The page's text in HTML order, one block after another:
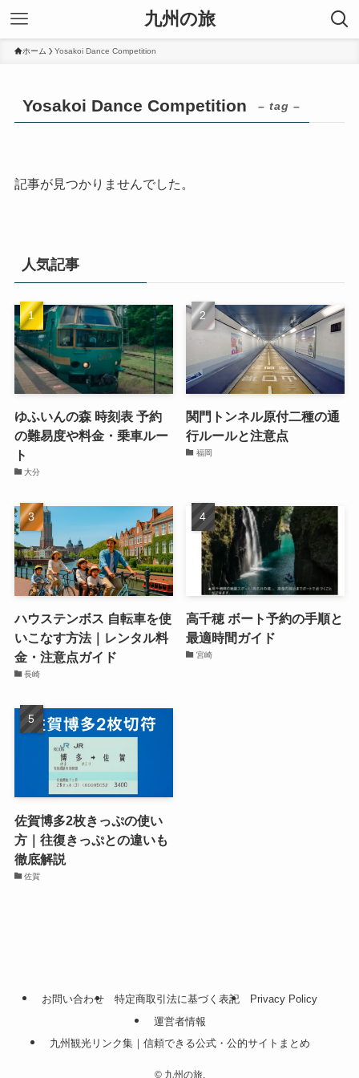
九州の旅
ホーム Yosakoi Dance Competition
Yosakoi Dance Competition – tag –
記事が見つかりませんでした。
人気記事
ゆふいんの森 時刻表 予約
の難易度や料金・乗車ルー
ト
大分
関門トンネル原付二種の通
行ルールと注意点
福岡
ハウステンボス 自転車を使
いこなす方法｜レンタル料
金・注意点ガイド
長崎
高千穂 ボート予約の手順と
最適時間ガイド
宮崎
佐賀博多2枚きっぷの使い
方｜往復きっぷとの違いも
徹底解説
佐賀
お問い合わせ 特定商取引法に基づく表記
Privacy Policy
運営者情報
九州観光リンク集｜信頼できる公式・公的サイトまとめ
©九州の旅.